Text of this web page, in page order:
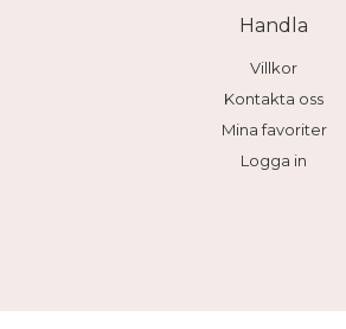
Handla
Villkor
Kontakta oss
Mina favoriter
Logga in